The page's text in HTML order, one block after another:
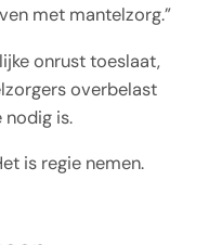
met mantelzorg.”
onrust toeslaat,
overbelast
nodig is.
is regie nemen.